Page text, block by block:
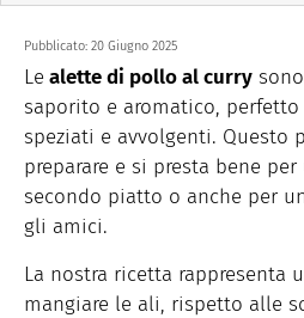
Pubblicato: 20 Giugno 2025
Le alette di pollo al curry
saporito e aromatico,
speziati e avvolgenti. Questo
preparare e si presta bene
secondo piatto o anche per
gli amici.
La nostra ricetta rappresenta
mangiare le ali, rispetto alle